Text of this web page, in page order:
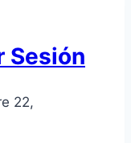
Sesión
22,